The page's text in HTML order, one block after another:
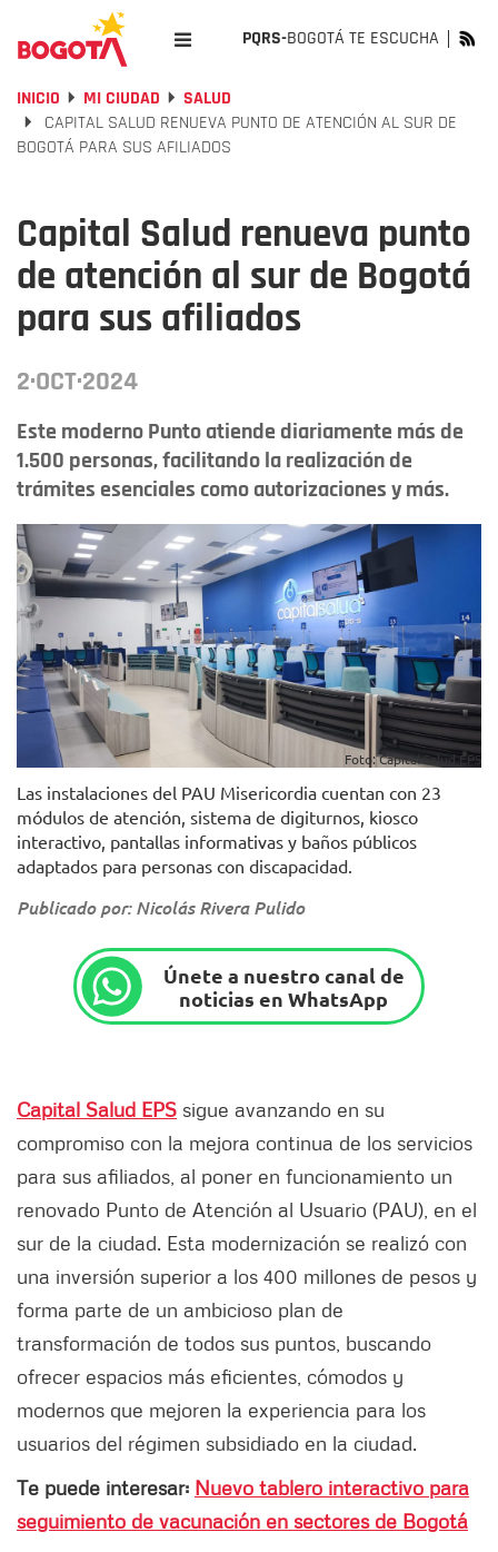
PQRS-BOGOTÁ TE ESCUCHA
INICIO MI CIUDAD
SALUD
CAPITAL SALUD RENUEVA PUNTO DE ATENCIÓN AL SUR DE
BOGOTÁ PARA SUS AFILIADOS
Capital Salud renueva punto
de atención al sur de Bogotá
para sus afiliados
2·OCT·2024
Este moderno Punto atiende diariamente más de
1.500 personas, facilitando la realización de
trámites esenciales como autorizaciones y más.
Foto: Capital Salud EPS
Las instalaciones del PAU Misericordia cuentan con 23
módulos de atención, sistema de digiturnos, kiosco
interactivo, pantallas informativas y baños públicos
adaptados para personas con discapacidad.
Publicado por: Nicolás Rivera Pulido
Únete a nuestro canal de
noticias en WhatsApp
Capital Salud EPS sigue avanzando en su
compromiso con la mejora continua de los servicios
para sus afiliados, al poner en funcionamiento un
renovado Punto de Atención al Usuario (PAU), en el
sur de la ciudad. Esta modernización se realizó con
una inversión superior a los 400 millones de pesos y
forma parte de un ambicioso plan de
transformación de todos sus puntos, buscando
ofrecer espacios más eficientes, cómodos y
modernos que mejoren la experiencia para los
usuarios del régimen subsidiado en la ciudad.
Te puede interesar: Nuevo tablero interactivo para
seguimiento de vacunación en sectores de Bogotá